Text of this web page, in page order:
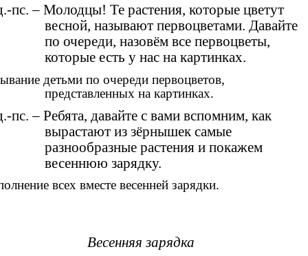
пс. – Молодцы! Те растения, которые цветут
весной, называют первоцветами. Давайте
по очереди, назовём все первоцветы,
которые есть у нас на картинках.
детьми по очереди первоцветов,
представленных на картинках.
пс. – Ребята, давайте с вами вспомним, как
вырастают из зёрнышек самые
разнообразные растения и покажем
весеннюю зарядку.
всех вместе весенней зарядки.
Весенняя зарядка